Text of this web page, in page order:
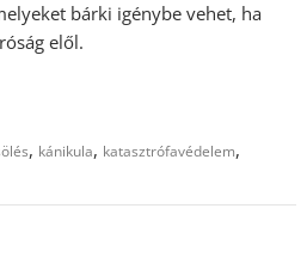
bárki igénybe vehet, ha
elől.
, kánikula, katasztrófavédelem,